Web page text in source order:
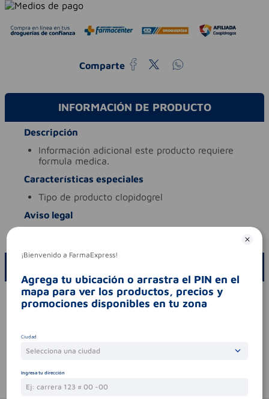
Comparte
INFORMACIÓN DE PRODUCTO
Descripción
información adicional este producto requiere
formula medica.
Características especiales
tipo de producto clopidogrel
Aviso legal
Por favor, inicie sesión para escribir un comentario
Te puede interesar
¡Bienvenido a FarmaExpress!
Agrega tu ubicación o arrastra el PIN en el
mapa para ver los productos, precios y
promociones disponibles en tu zona
Ciudad
Selecciona una ciudad
Ingresa tu dirección